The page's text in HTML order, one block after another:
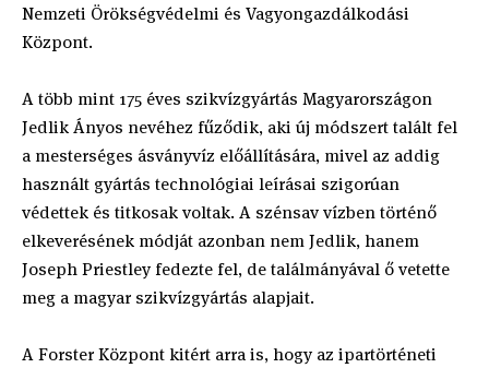
Nemzeti Örökségvédelmi és Vagyongazdálkodási
Központ.
A több mint 175 éves szikvízgyártás Magyarországon
Jedlik Ányos nevéhez fűződik, aki új módszert talált fel
a mesterséges ásványvíz előállítására, mivel az addig
használt gyártás technológiai leírásai szigorúan
védettek és titkosak voltak. A szénsav vízben történő
elkeverésének módját azonban nem Jedlik, hanem
Joseph Priestley fedezte fel, de találmányával ő vetette
meg a magyar szikvízgyártás alapjait.
A Forster Központ kitért arra is, hogy az ipartörténeti